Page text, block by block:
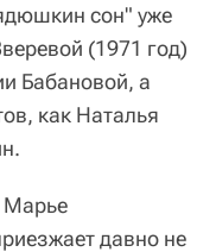
сон" уже
(1971 год)
Бабановой, а
как Наталья
Марье
давно не